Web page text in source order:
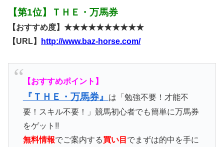
【第1位】ＴＨＥ・万馬券
【おすすめ度】★★★★★★★★★★
【URL】
http://www.baz-horse.com/
【おすすめポイント】
『ＴＨＥ・万馬券』
は「勉強不要！才能不
要！スキル不要！」競馬初心者でも簡単に万馬券
をゲット!!
無料情報でご案内する買い目 でまずは的中を手に